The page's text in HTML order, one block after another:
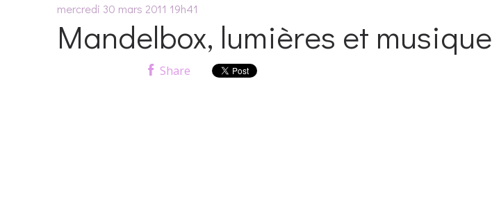
mercredi 30 mars 2011 19h41
Mandelbox, lumières et musique
Share